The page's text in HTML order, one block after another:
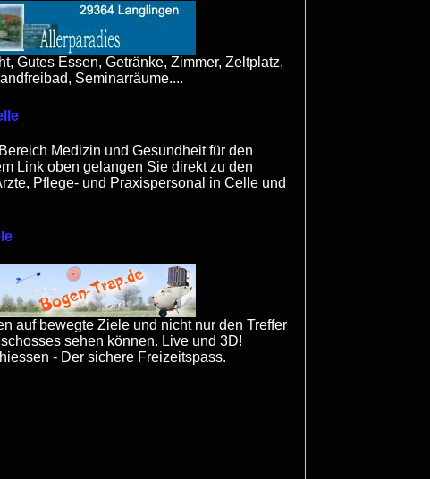
Gutes Essen, Getränke, Zimmer, Zeltplatz,
Seminarräume....
Medizin und Gesundheit für den
Link oben gelangen Sie direkt zu den
Pflege- und Praxispersonal in Celle und
auf bewegte Ziele und nicht nur den Treffer
sehen können. Live und 3D!
- Der sichere Freizeitspass.